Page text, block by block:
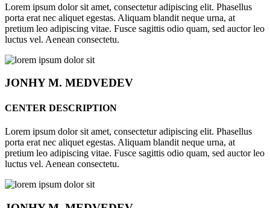
Lorem ipsum dolor sit amet, consectetur adipiscing elit. Phasellus
porta erat nec aliquet egestas. Aliquam blandit neque urna, at
pretium leo adipiscing vitae. Fusce sagittis odio quam, sed auctor leo
luctus vel. Aenean consectetu.
JONHYM. MEDVEDEV
CENTER DESCRIPTION
Lorem ipsum dolor sit amet, consectetur adipiscing elit. Phasellus
porta erat nec aliquet egestas. Aliquam blandit neque urna, at
pretium leo adipiscing vitae. Fusce sagittis odio quam, sed auctor leo
luctus vel. Aenean consectetu.